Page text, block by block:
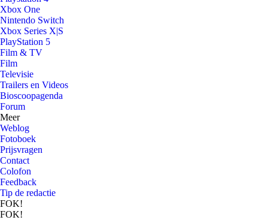
Xbox One
Nintendo Switch
Xbox Series X|S
PlayStation 5
Film & TV
Film
Televisie
Trailers en Videos
Bioscoopagenda
Forum
Meer
Weblog
Fotoboek
Prijsvragen
Contact
Colofon
Feedback
Tip de redactie
FOK!
FOK!